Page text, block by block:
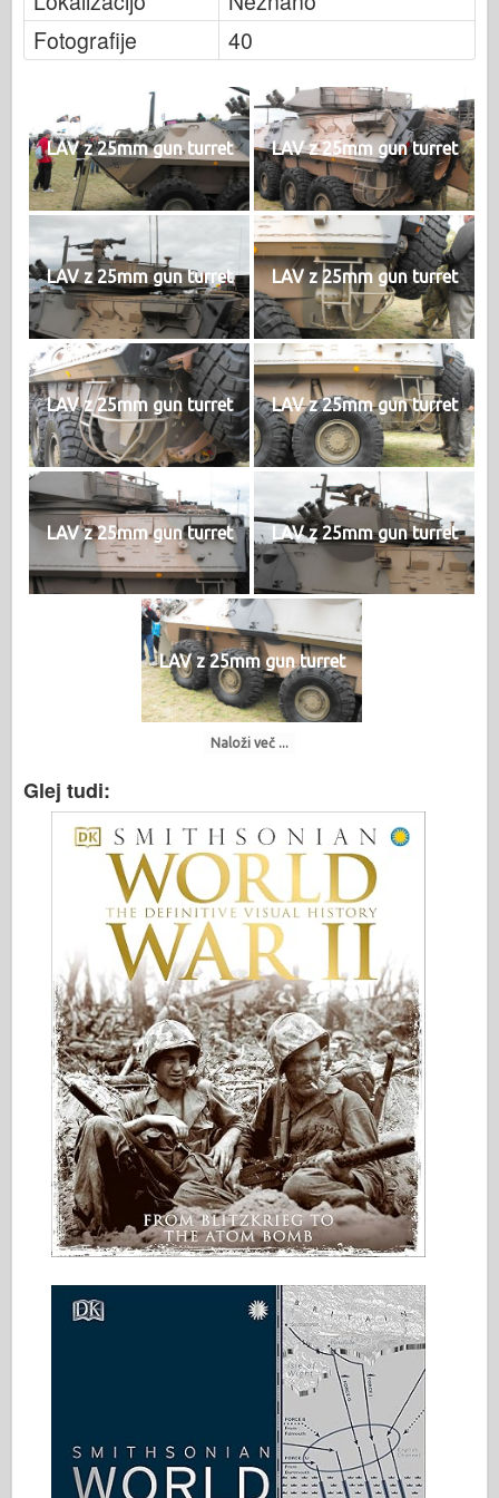
Fotografije
40
LAV z 25mm gun turret LAV z 25mm gun turret
LAV z 25mm gun turret LAV z 25mm gun turret
LAV z 25mm gun turret LAV z 25mm gun turret
LAV z 25mm gun turret LAV z 25mm gun turret
LAV z 25mm gun turret
Naloži več ...
Glej tudi: